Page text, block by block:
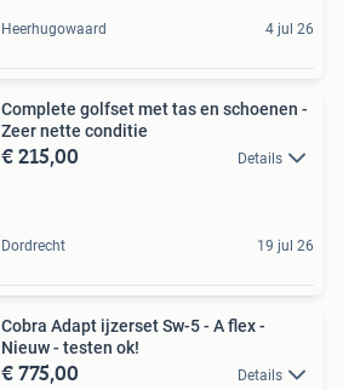
Heerhugowaard 4 jul 26
Complete golfset met tas en schoenen -
Zeer nette conditie
€ 215,00 Details
Dordrecht 19 jul 26
Cobra Adapt ijzerset Sw-5 - A flex -
Nieuw - testen ok!
€ 775,00 Details